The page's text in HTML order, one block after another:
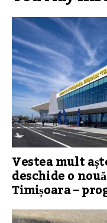
Vestea mult
deschide o
Timișoara –